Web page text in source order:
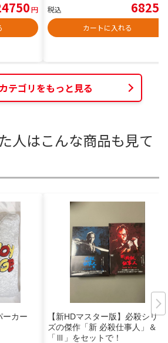
円
税込 6825
カートに入れる
テゴリをもっと見る
人はこんな商品も見て
ーカー
【新HDマスター版】必殺シリー
ズの傑作「新 必殺仕事人」＆
「Ⅲ」をセットで！